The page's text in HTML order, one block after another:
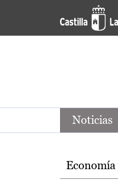
Pasar al contenido principal
Noticias de la
Noticias
Temas